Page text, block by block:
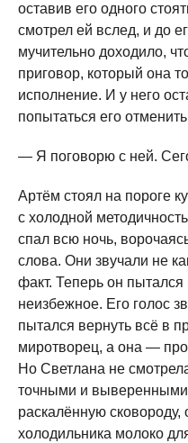
оставив его одного
смотрел ей вслед, и до
мучительно доходило,
приговор, который она
исполнение. И у него
попытаться его
— Я поговорю с ней.
Артём стоял на пороге
с холодной
спал всю ночь,
слова. Они звучали не
факт. Теперь он пытался
неизбежное. Его голос
пытался вернуть всё в
миротворец, а она —
Но Светлана не
точными и
раскалённую сковороду,
холодильника молоко